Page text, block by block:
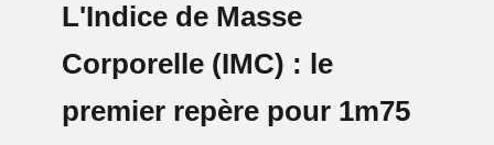
L'Indice de Masse
Corporelle (IMC) : le
premier repère pour 1m75